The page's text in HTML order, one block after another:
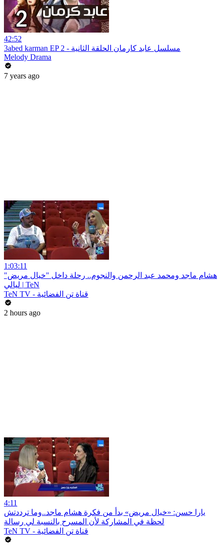
42:52
3abed karman EP 2 - مسلسل عابد كارمان الحلقة الثانية
Melody Drama
7 years ago
1:03:11
هشام ماجد ومحمد عبد الرحمن والنجوم.. رحلة داخل "خيال مريض"
| ليالي TeN
TeN TV - قناة تن الفضائية
2 hours ago
4:11
يارا حسن: «خيال مريض» بدأ من فكرة هشام ماجد..وما ترددتش
لحظة في المشاركة لأن المسرح بالنسبة لي رسالة
TeN TV - قناة تن الفضائية